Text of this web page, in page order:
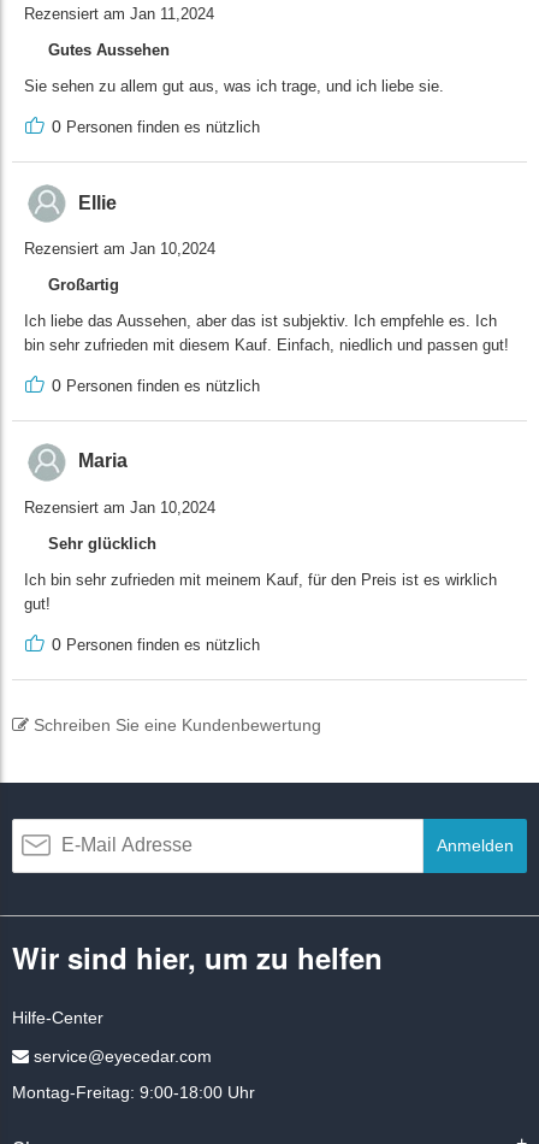
Rezensiert am Jan 11,2024
Gutes Aussehen
Sie sehen zu allem gut aus, was ich trage, und ich liebe sie.
0 Personen finden es nützlich
Ellie
Rezensiert am Jan 10,2024
Großartig
Ich liebe das Aussehen, aber das ist subjektiv. Ich empfehle es. Ich
bin sehr zufrieden mit diesem Kauf. Einfach, niedlich und passen gut!
0 Personen finden es nützlich
Maria
Rezensiert am Jan 10,2024
Sehr glücklich
Ich bin sehr zufrieden mit meinem Kauf, für den Preis ist es wirklich
gut!
0 Personen finden es nützlich
Schreiben Sie eine Kundenbewertung
Anmelden
Wir sind hier, um zu helfen
Hilfe-Center
service@eyecedar.com
Montag-Freitag: 9:00-18:00 Uhr